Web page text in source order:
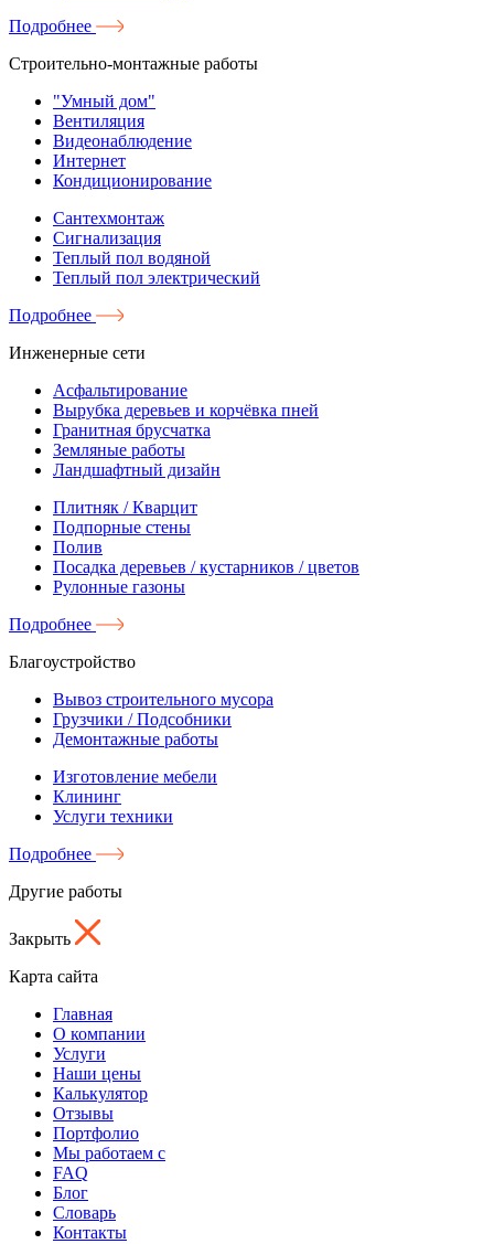
Подробнее
Строительно-монтажные работы
"Умный дом"
Вентиляция
Видеонаблюдение
Интернет
Кондиционирование
Сантехмонтаж
Сигнализация
Теплый пол водяной
Теплый пол электрический
Подробнее
Инженерные сети
Асфальтирование
Вырубка деревьев и корчёвка пней
Гранитная брусчатка
Земляные работы
Ландшафтный дизайн
Плитняк / Кварцит
Подпорные стены
Полив
Посадка деревьев / кустарников / цветов
Рулонные газоны
Подробнее
Благоустройство
Вывоз строительного мусора
Грузчики / Подсобники
Демонтажные работы
Изготовление мебели
Клининг
Услуги техники
Подробнее
Другие работы
Закрыть
Карта сайта
Главная
О компании
Услуги
Наши цены
Калькулятор
Отзывы
Портфолио
Мы работаем с
FAQ
Блог
Словарь
Контакты